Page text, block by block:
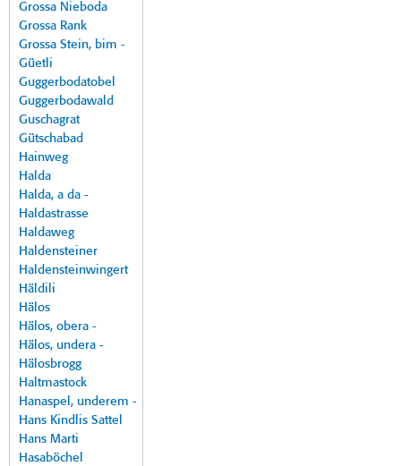
Grossa Nieboda
Grossa Rank
Grossa Stein, bim -
Güetli
Guggerbodatobel
Guggerbodawald
Guschagrat
Gütschabad
Hainweg
Halda
Halda, a da -
Haldastrasse
Haldaweg
Haldensteiner
Haldensteinwingert
Häldili
Hälos
Hälos, obera -
Hälos, undera -
Hälosbrogg
Haltmastock
Hanaspel, underem -
Hans Kindlis Sattel
Hans Marti
Hasaböchel